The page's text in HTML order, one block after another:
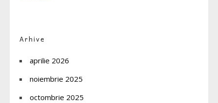
Arhive
aprilie 2026
noiembrie 2025
octombrie 2025